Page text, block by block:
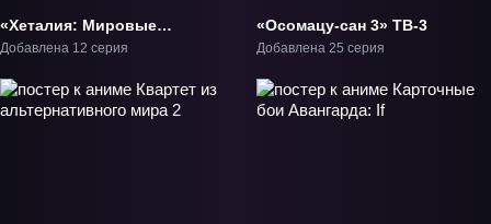
«Хеталия: Мировые
звёзды» ТВ-5
Добавлена 12 серия
«Осомацу-сан 3» ТВ-3
Добавлена 25 серия